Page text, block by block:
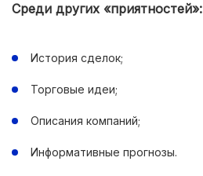
Среди других «приятностей»:
История сделок;
Торговые идеи;
Описания компаний;
Информативные прогнозы.